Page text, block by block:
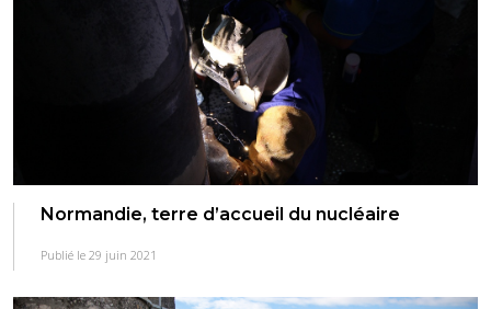
Normandie, terre d’accueil du nucléaire
Publié le 29 juin 2021